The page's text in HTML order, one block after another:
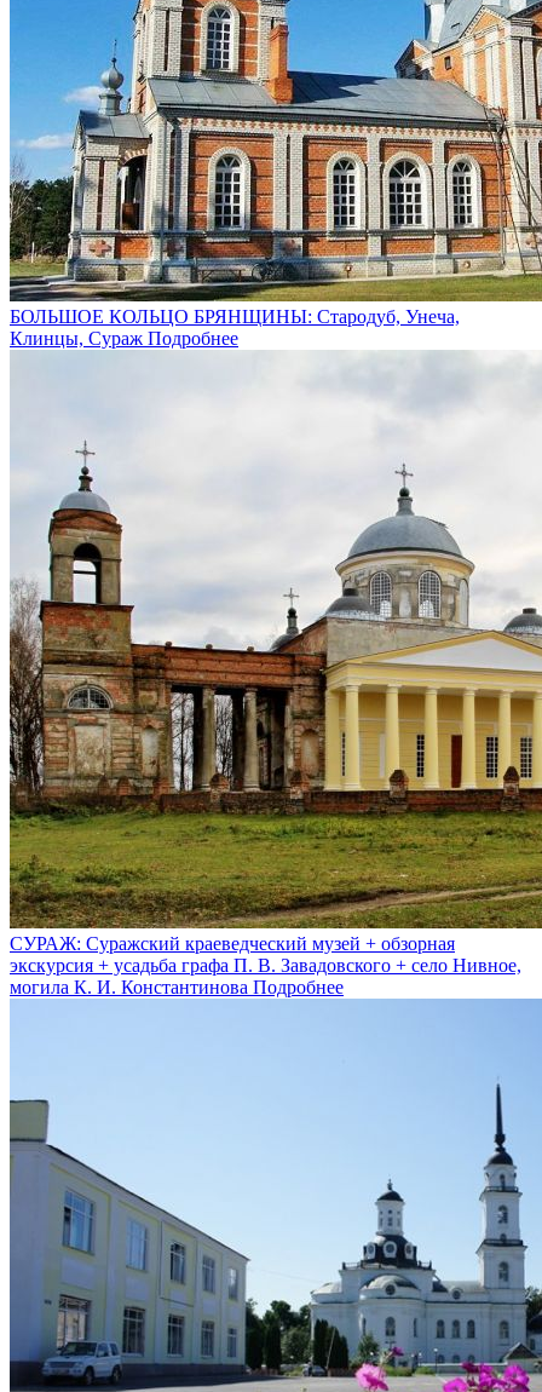
БОЛЬШОЕ КОЛЬЦО БРЯНЩИНЫ: Стародуб, Унеча,
Клинцы, Сураж Подробнее
СУРАЖ: Суражский краеведческий музей + обзорная
экскурсия + усадьба графа П. В. Завадовского + село Нивное,
могила К. И. Константинова Подробнее